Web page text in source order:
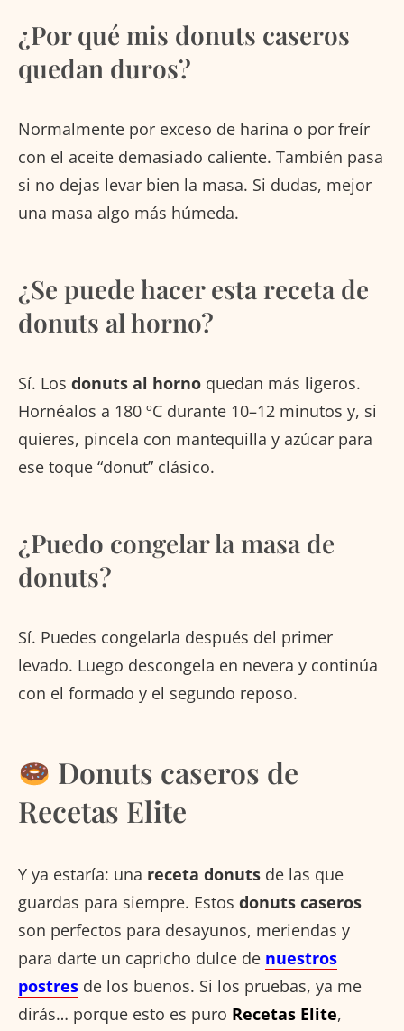
¿Por qué mis donuts caseros
quedan duros?
Normalmente por exceso de harina o por freír
con el aceite demasiado caliente. También pasa
si no dejas levar bien la masa. Si dudas, mejor
una masa algo más húmeda.
¿Se puede hacer esta receta de
donuts al horno?
Sí. Los donuts al horno quedan más ligeros.
Hornéalos a 180 ºC durante 10–12 minutos y, si
quieres, pincela con mantequilla y azúcar para
ese toque “donut” clásico.
¿Puedo congelar la masa de
donuts?
Sí. Puedes congelarla después del primer
levado. Luego descongela en nevera y continúa
con el formado y el segundo reposo.
Donuts caseros de
Recetas Elite
Y ya estaría: una receta donuts de las que
guardas para siempre. Estos donuts caseros
son perfectos para desayunos, meriendas y
para darte un capricho dulce de nuestros
postres de los buenos. Si los pruebas, ya me
dirás… porque esto es puro Recetas Elite,